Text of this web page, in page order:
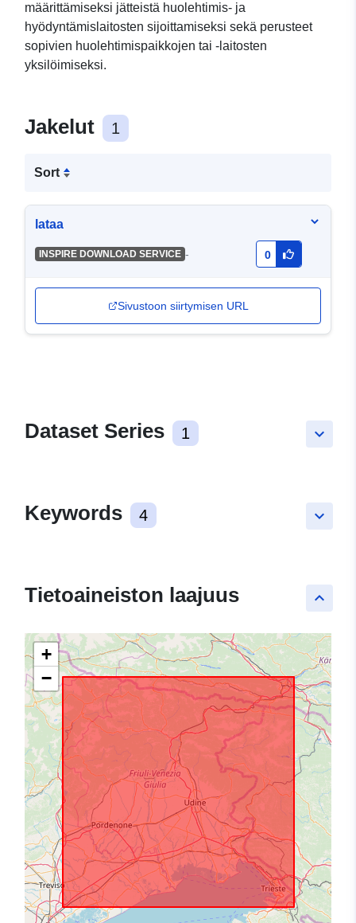
määrittämiseksi jätteistä huolehtimis- ja
hyödyntämislaitosten sijoittamiseksi sekä perusteet
sopivien huolehtimispaikkojen tai -laitosten
yksilöimiseksi.
Jakelut 1
Sort
lataa
INSPIRE DOWNLOAD SERVICE - 0
Sivustoon siirtymisen URL
keyboard_arrow_down
Dataset Series 1
keyboard_arrow_down
Keywords 4
keyboard_arrow_up
Tietoaineiston laajuus
+
−